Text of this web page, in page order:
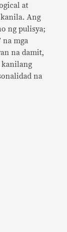
at
Ang
ng pulisya;
mga
na damit,
kanilang
na